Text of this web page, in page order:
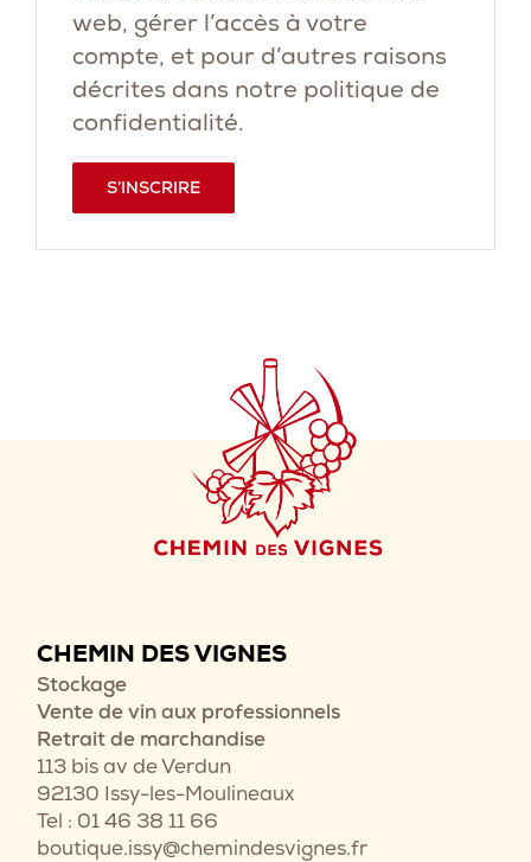
web, gérer l’accès à votre
compte, et pour d’autres raisons
décrites dans notre politique de
confidentialité.
S’INSCRIRE
CHEMIN DES VIGNES
Stockage
Vente de vin aux professionnels
Retrait de marchandise
113 bis av de Verdun
92130 Issy-les-Moulineaux
Tel : 01 46 38 11 66
boutique.issy@chemindesvignes.fr